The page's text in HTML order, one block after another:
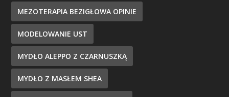
MEZOTERAPIA BEZIGŁOWA OPINIE
MODELOWANIE UST
MYDŁO ALEPPO Z CZARNUSZKĄ
MYDŁO Z MASŁEM SHEA